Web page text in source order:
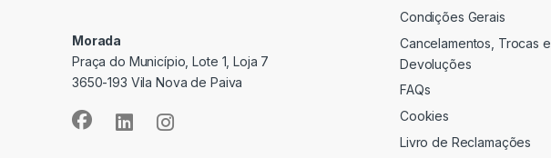
Morada
Praça do Município, Lote 1, Loja 7
3650-193 Vila Nova de Paiva
Condições Gerais
Cancelamentos, Trocas e
Devoluções
FAQs
Cookies
Livro de Reclamações